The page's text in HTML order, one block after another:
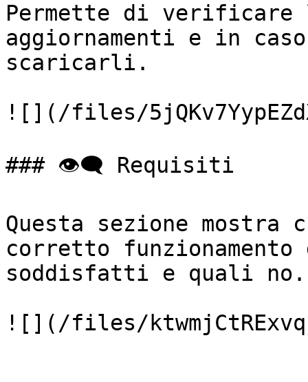
Permette di verificare
aggiornamenti e in
scaricarli.
![](/files/
### 👁️‍🗨️ Requisiti
Questa sezione
corretto funzionamento
soddisfatti e quali no.
![](/files/